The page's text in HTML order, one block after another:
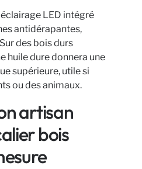
LED intégré
antidérapantes,
des bois durs
huile dure donnera une
supérieure, utile si
ou des animaux.
artisan
bois